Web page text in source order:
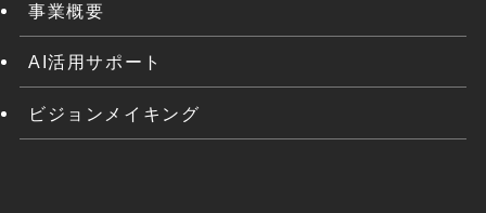
事業概要
AI活用サポート
ビジョンメイキング